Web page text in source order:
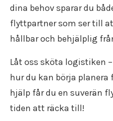
Flyttfirma Ödeshög
Flyttfirma Söderort
Flyttfirma Södermanland
Flyttfirma Östergötland
dina behov sparar du
flyttpartner som ser till
hållbar och behjälplig
Låt oss sköta logistiken
hur du kan börja planera
hjälp får du en suverän
tiden att räcka till!